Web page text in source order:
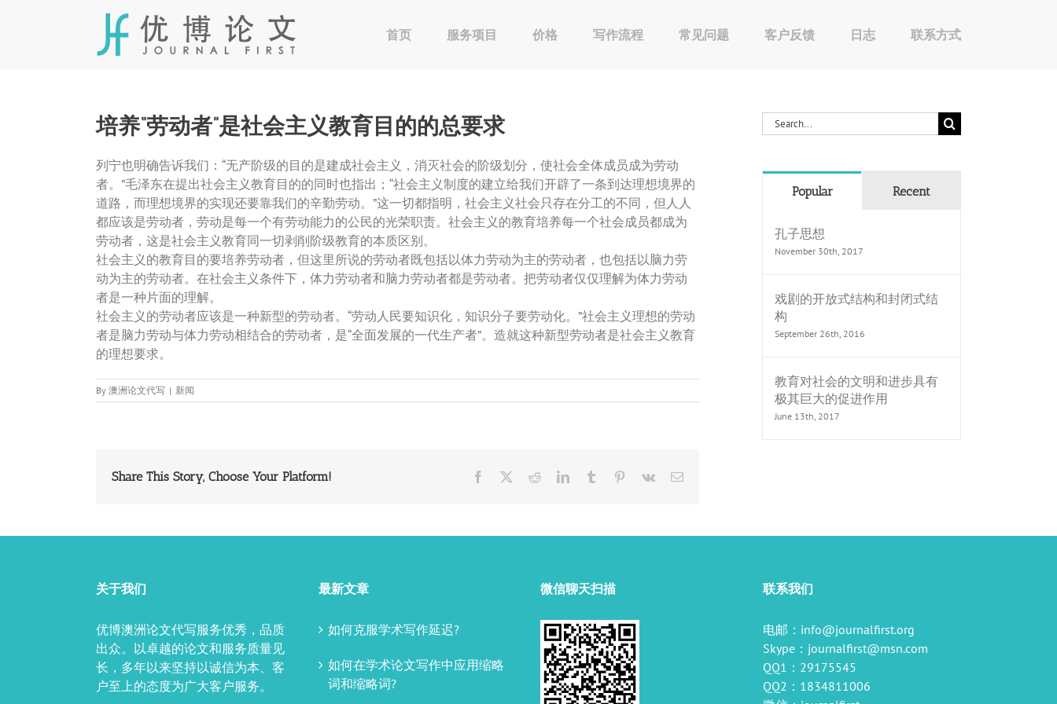
首页 服务项目 价格 写作流程 常见问题 客户反馈 日志 联系方式
培养“劳动者”是社会主义教育目的的总要求
列宁也明确告诉我们：“无产阶级的目的是建成社会主义，消灭社会的阶级划分，使社会全体成员成为劳动
者。”毛泽东在提出社会主义教育目的的同时也指出；“社会主义制度的建立给我们开辟了一条到达理想境界的
道路，而理想境界的实现还要靠我们的辛勤劳动。”这一切都指明，社会主义社会只存在分工的不同，但人人
都应该是劳动者，劳动是每一个有劳动能力的公民的光荣职责。社会主义的教育培养每一个社会成员都成为
劳动者，这是社会主义教育同一切剥削阶级教育的本质区别。
社会主义的教育目的要培养劳动者，但这里所说的劳动者既包括以体力劳动为主的劳动者，也包括以脑力劳
动为主的劳动者。在社会主义条件下，体力劳动者和脑力劳动者都是劳动者。把劳动者仅仅理解为体力劳动
者是一种片面的理解。
社会主义的劳动者应该是一种新型的劳动者。“劳动人民要知识化，知识分子要劳动化。”社会主义理想的劳动
者是脑力劳动与体力劳动相结合的劳动者，是“全面发展的一代生产者”。造就这种新型劳动者是社会主义教育
的理想要求。
By 澳洲论文代写 | 新闻
Share This Story, Choose Your Platform! Facebook RedditLinkedInTumblr Pinterest
Vk Email
Search
for:
Popular Recent
孔子思想
November 30th, 2017
戏剧的开放式结构和封闭式结
构
September 26th, 2016
教育对社会的文明和进步具有
极其巨大的促进作用
June 13th, 2017
关于我们
优博澳洲论文代写服务优秀，品质
出众。以卓越的论文和服务质量见
长，多年以来坚持以诚信为本、客
户至上的态度为广大客户服务。
最新文章
如何克服学术写作延迟?
如何在学术论文写作中应用缩略
词和缩略词?
微信聊天扫描 联系我们
电邮： info@journalfirst.org
Skype： journalfirst@msn.com
QQ1：29175545
QQ2：1834811006